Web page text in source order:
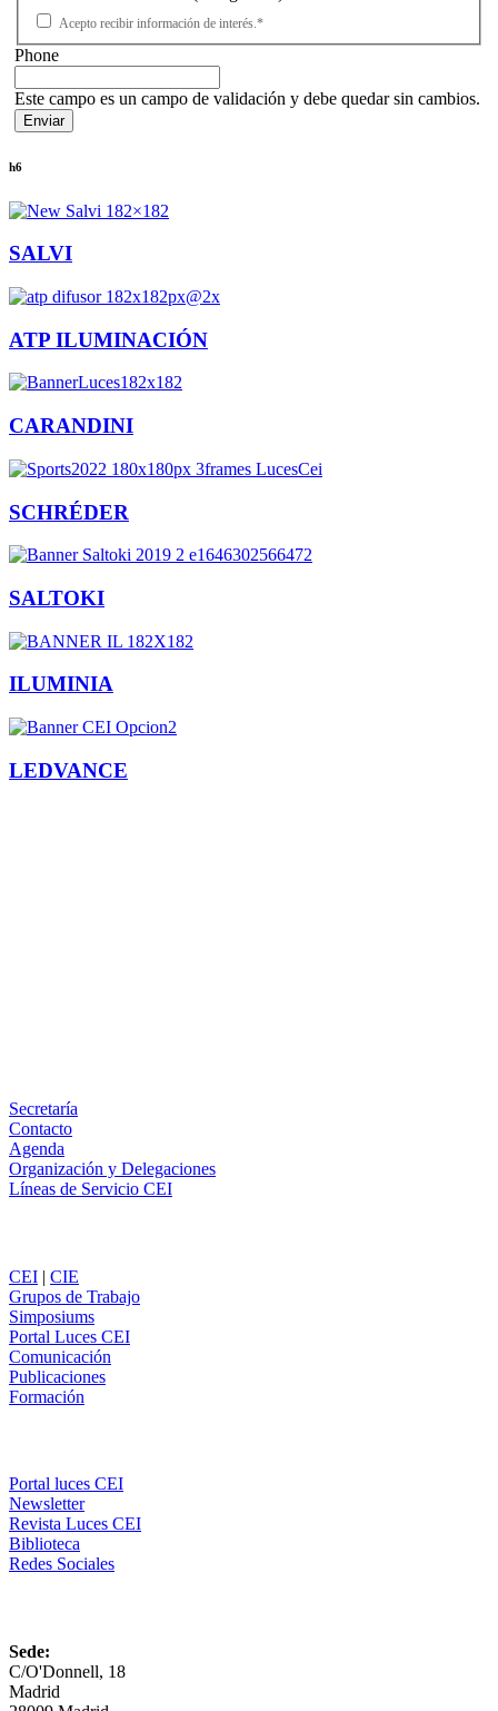
Acepto recibir información de interés.*
Phone
Este campo es un campo de validación y debe quedar sin cambios.
h6
SALVI
ATP ILUMINACIÓN
CARANDINI
SCHRÉDER
SALTOKI
ILUMINIA
LEDVANCE
Secretaría
Contacto
Agenda
Organización y Delegaciones
Líneas de Servicio CEI
CEI | CIE
Grupos de Trabajo
Simposiums
Portal Luces CEI
Comunicación
Publicaciones
Formación
Portal luces CEI
Newsletter
Revista Luces CEI
Biblioteca
Redes Sociales
Sede:
C/O'Donnell, 18
Madrid